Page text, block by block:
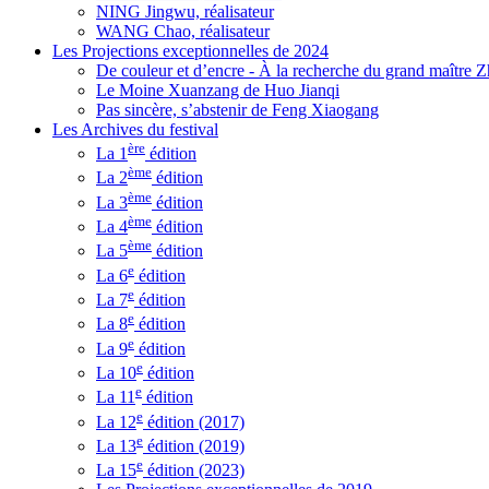
NING Jingwu, réalisateur
WANG Chao, réalisateur
Les Projections exceptionnelles de 2024
De couleur et d’encre - À la recherche du grand maître
Le Moine Xuanzang de Huo Jianqi
Pas sincère, s’abstenir de Feng Xiaogang
Les Archives du festival
La 1 ère édition
La 2ème édition
La 3ème édition
La 4ème édition
La 5ème édition
La 6e édition
La 7e édition
La 8e édition
La 9e édition
La 10e édition
La 11 e édition
La 12e édition (2017)
La 13e édition (2019)
La 15e édition (2023)